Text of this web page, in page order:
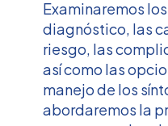
Examinaremos
diagnóstico, las
riesgo, las
así como las
manejo de los
abordaremos la